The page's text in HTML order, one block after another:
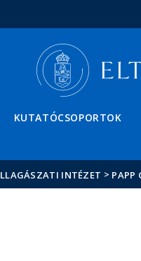
KUTATÓCSOPORTOK
INTÉZET > PAPP